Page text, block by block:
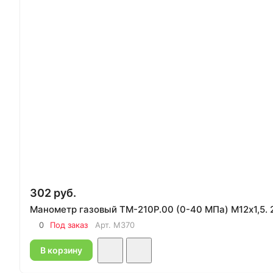
302 руб.
Манометр газовый ТМ-210Р.00 (0-40 МПа) М12х1,5.
0 Под заказ Арт. M370
В корзину